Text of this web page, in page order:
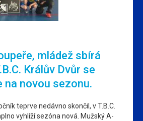
mládež sbírá
Králův Dvůr se
na novou sezonu.
teprve nedávno skončil, v T.B.C.
vyhlíží sezóna nová. Mužský A-